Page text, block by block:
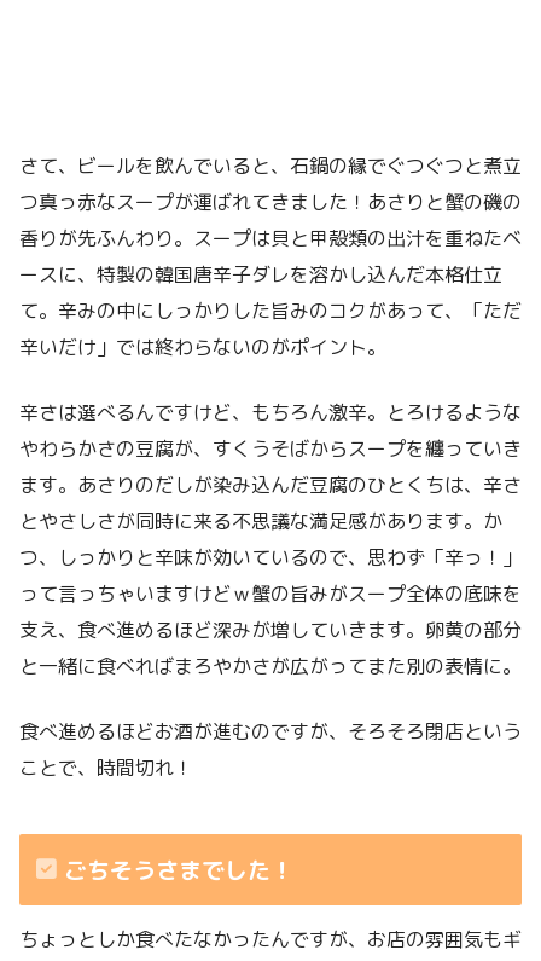
さて、ビールを飲んでいると、石鍋の縁でぐつぐつと煮立
つ真っ赤なスープが運ばれてきました！あさりと蟹の磯の
香りが先ふんわり。スープは貝と甲殻類の出汁を重ねたベ
ースに、特製の韓国唐辛子ダレを溶かし込んだ本格仕立
て。辛みの中にしっかりした旨みのコクがあって、「ただ
辛いだけ」では終わらないのがポイント。
辛さは選べるんですけど、もちろん激辛。とろけるような
やわらかさの豆腐が、すくうそばからスープを纏っていき
ます。あさりのだしが染み込んだ豆腐のひとくちは、辛さ
とやさしさが同時に来る不思議な満足感があります。か
つ、しっかりと辛味が効いているので、思わず「辛っ！」
って言っちゃいますけどｗ蟹の旨みがスープ全体の底味を
支え、食べ進めるほど深みが増していきます。卵黄の部分
と一緒に食べればまろやかさが広がってまた別の表情に。
食べ進めるほどお酒が進むのですが、そろそろ閉店という
ことで、時間切れ！
ごちそうさまでした！
ちょっとしか食べたなかったんですが、お店の雰囲気もギ